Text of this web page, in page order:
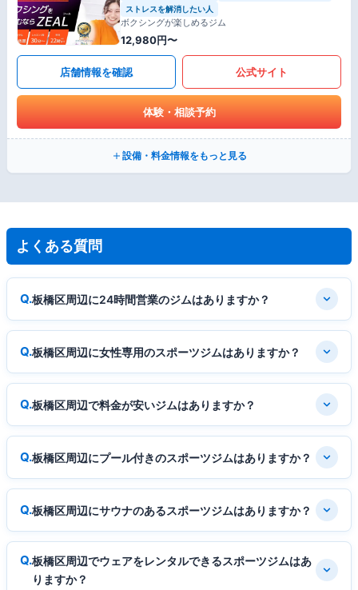
ストレスを解消したい人
ボクシングが楽しめるジム
12,980円〜
店舗情報を確認 公式サイト
体験・相談予約
設備・料金情報をもっと見る
よくある質問
板橋区周辺に24時間営業のジムはありますか？
板橋区周辺に女性専用のスポーツジムはありますか？
板橋区周辺で料金が安いジムはありますか？
板橋区周辺にプール付きのスポーツジムはありますか？
板橋区周辺にサウナのあるスポーツジムはありますか？
板橋区周辺でウェアをレンタルできるスポーツジムはあ
りますか？